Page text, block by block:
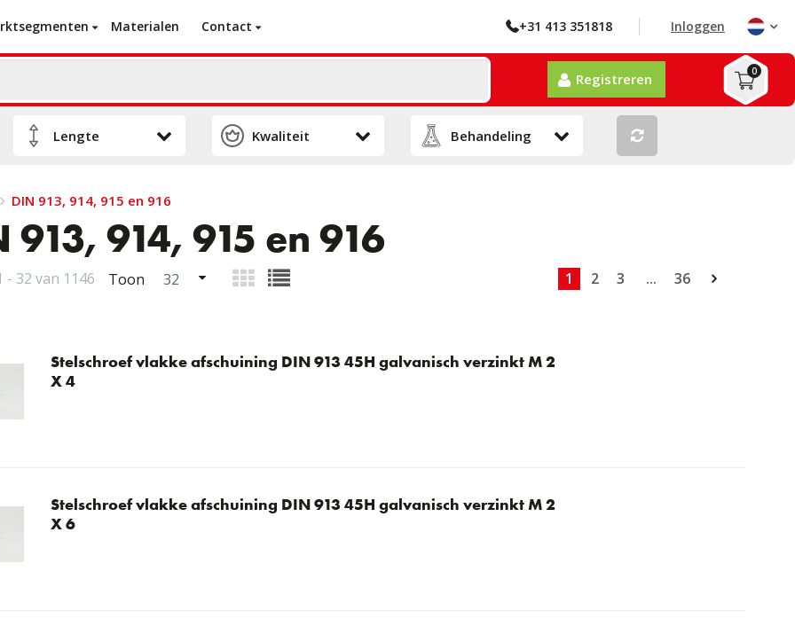
Materialen Contact +31 413 351818 Inloggen
Registreren 0
DIN 913, 914, 915 en 916
913, 914, 915 en 916
- 32 van 1146 Toon 1 2 3 ... 36
Stelschroef vlakke afschuining DIN 913 45H galvanisch verzinkt M 2
X 4
Stelschroef vlakke afschuining DIN 913 45H galvanisch verzinkt M 2
X 6